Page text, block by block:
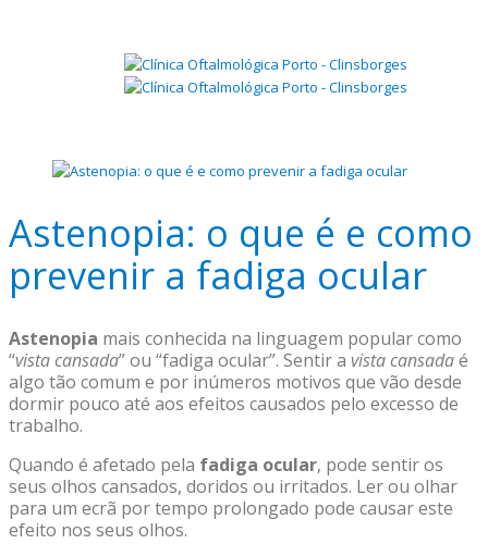
Astenopia: o que é e como
prevenir a fadiga ocular
Astenopia mais conhecida na linguagem popular como
“vista cansada” ou “fadiga ocular”. Sentir a vista cansadaé
algo tão comum e por inúmeros motivos que vão desde
dormir pouco até aos efeitos causados pelo excesso de
trabalho.
Quando é afetado pela fadiga ocular, pode sentir os
seus olhos cansados, doridos ou irritados. Ler ou olhar
para um ecrã por tempo prolongado pode causar este
efeito nos seus olhos.